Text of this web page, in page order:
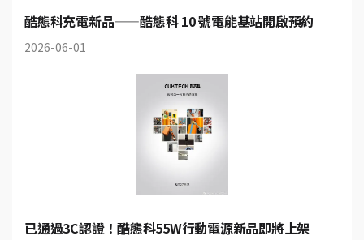
酷態科充電新品——酷態科 10 號電能基站開啟預約
2026-06-01
已通過3C認證！酷態科55W行動電源新品即將上架